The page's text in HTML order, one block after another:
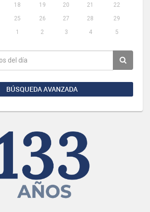
18 19 20 21
22
25 26 27 28
29
1 2 3 4 5
BÚSQUEDA AVANZADA